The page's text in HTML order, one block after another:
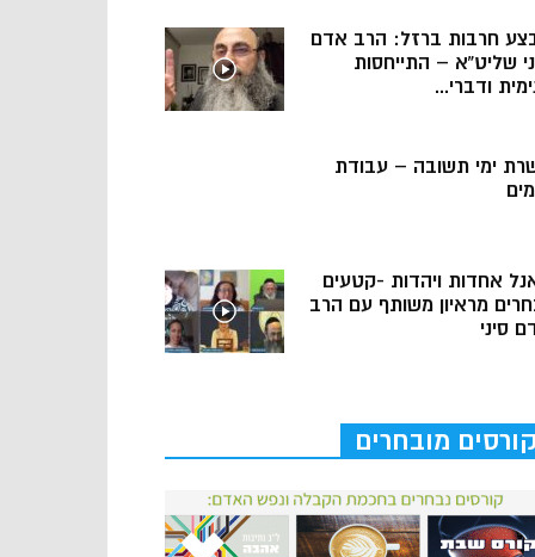
חרבות ברזל: הרב אדם
שליט”א – התייחסות
ודברי...
ימי תשובה – עבודת
אחדות ויהדות -קטעים
מראיון משותף עם הרב
סיני
קורסים מובחרים